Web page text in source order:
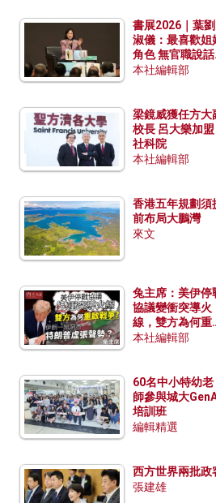
書展2026｜葉劉
淑儀：最喜歡姐
角色 無官職說話
包袱少
本社編輯部
梁鏡威獲任方大
校長 呂大樂加盟
社科院
本社編輯部
香港五年規劃須
前布局大鵬灣
來文
兔主席：美伊停
協議變衝突導火
線，雙方為何重
戰爭？伊朗一早洞
本社編輯部
60名中小特幼老
師參與城大
培訓班
編輯精選
西方世界兩批政
張建雄